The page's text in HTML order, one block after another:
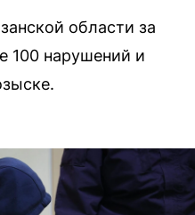
области за
100 нарушений и